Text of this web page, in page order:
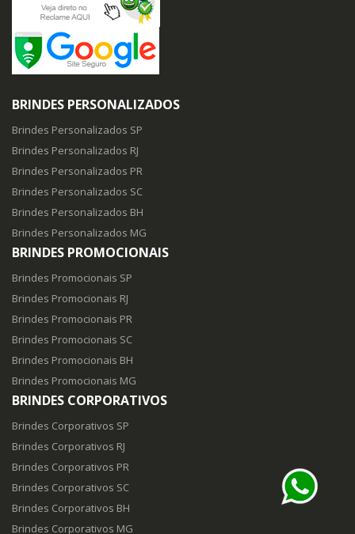
BRINDES PERSONALIZADOS
Brindes Personalizados SP
Brindes Personalizados RJ
Brindes Personalizados PR
Brindes Personalizados SC
Brindes Personalizados BH
Brindes Personalizados MG
BRINDES PROMOCIONAIS
Brindes Promocionais SP
Brindes Promocionais RJ
Brindes Promocionais PR
Brindes Promocionais SC
Brindes Promocionais BH
Brindes Promocionais MG
BRINDES CORPORATIVOS
Brindes Corporativos SP
Brindes Corporativos RJ
Brindes Corporativos PR
Brindes Corporativos SC
Brindes Corporativos BH
Brindes Corporativos MG